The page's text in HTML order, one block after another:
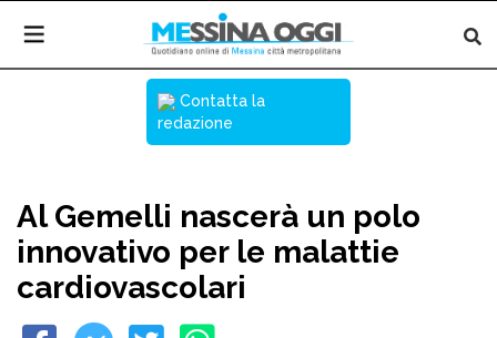
Contatta la
redazione
Al Gemelli nascerà un polo
innovativo per le malattie
cardiovascolari